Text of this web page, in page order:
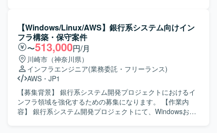
セールスから構築リーダーまで一気通貫で経験を積むこと
ができます。 高い要求レベルのインフラ案件に関わること
で、非機能要件設計やクラウド基盤構築のスキルを総合的
に高めることができます。 将来的なリーダー・マネジメン
トポジションを見据えたキャリア形成にもつながる環境で
す。 【開発環境】 ・Oracle Cloud Infrastructure(OCI)を中
心としたクラウド基盤 ・Oracle Database ・Linux、
Windows Server ・VMware（vSphere、ESXi） ・
Terraform、AnsibleなどのIaCツールを利用する可能性があ
ります。
だきます。具体的には、OracleからAmazon Aurora
PostgreSQLへのデータベース変更に伴う設計、顧客プライ
ベートクラウドからAWS環境へのデータ移行方式の検討・
検証および移行作業、Amazon Aurora PostgreSQLに関する
監視要件のヒアリング対応、ログローテーションなど運用
機能に関するヒアリング対応、PostgreSQLによる関連シス
テムへのデータ連携の設計などを行っていただきます。基
本設計は完了しており、詳細設計以降の工程をご担当いた
だきます。 【求める人物像】 データベースおよびクラウド
技術に主体的に取り組み、自発的に課題抽出や改善提案が
【Windows/Linux/AWS】銀行系システム向けイン
フラ構築・保守案件
〜513,000円/月
川崎市（神奈川県）
インフラエンジニア(業務委託・フリーランス)
AWS ・ JP1
【募集背景】 銀行系システム開発プロジェクトにおけるイ
ンフラ領域を強化するための募集になります。 【作業内
容】 銀行系システム開発プロジェクトにて、Windowsおよ